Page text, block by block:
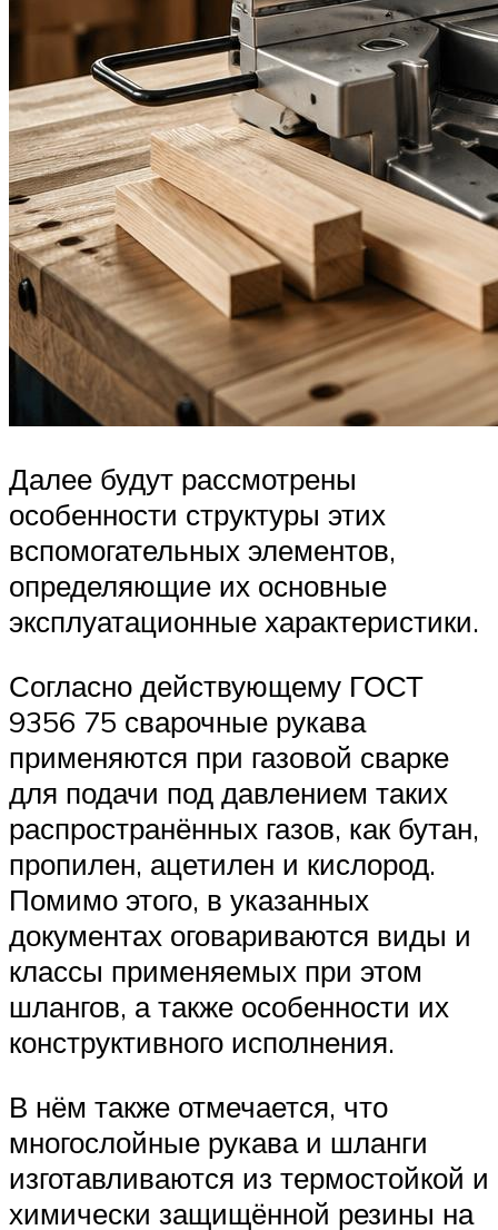
Далее будут рассмотрены
особенности структуры этих
вспомогательных элементов,
определяющие их основные
эксплуатационные характеристики.
Согласно действующему ГОСТ
9356 75 сварочные рукава
применяются при газовой сварке
для подачи под давлением таких
распространённых газов, как бутан,
пропилен, ацетилен и кислород.
Помимо этого, в указанных
документах оговариваются виды и
классы применяемых при этом
шлангов, а также особенности их
конструктивного исполнения.
В нём также отмечается, что
многослойные рукава и шланги
изготавливаются из термостойкой и
химически защищённой резины на